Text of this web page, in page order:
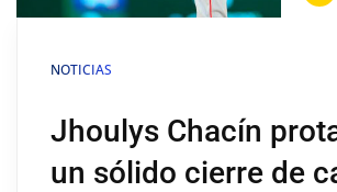
NOTICIAS
Jhoulys Chacín
un sólido cierre de